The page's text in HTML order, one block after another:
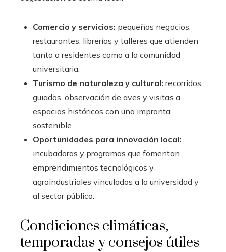
Comercio y servicios: pequeños negocios,
restaurantes, librerías y talleres que atienden
tanto a residentes como a la comunidad
universitaria.
Turismo de naturaleza y cultural: recorridos
guiados, observación de aves y visitas a
espacios históricos con una impronta
sostenible.
Oportunidades para innovación local:
incubadoras y programas que fomentan
emprendimientos tecnológicos y
agroindustriales vinculados a la universidad y
al sector público.
Condiciones climáticas,
temporadas y consejos útiles